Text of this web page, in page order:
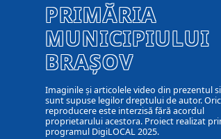
PRIMĂRIA
MUNICIPIULUI
BRAȘOV
Imaginile și articolele video din prezentul
sunt supuse legilor dreptului de autor.
reproducere este interzisă fără acordul
proprietarului acestora. Proiect realizat
programul DigiLOCAL 2025.